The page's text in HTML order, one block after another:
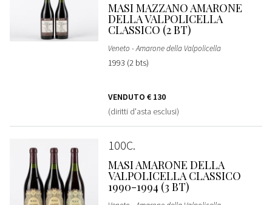
MASI MAZZANO AMARONE
DELLA VALPOLICELLA
CLASSICO (2 BT)
Veneto - Amarone della Valpolicella
1993 (2 bts)
VENDUTO € 130
(diritti d'asta esclusi)
100C
MASI AMARONE DELLA
VALPOLICELLA CLASSICO
1990-1994 (3 BT)